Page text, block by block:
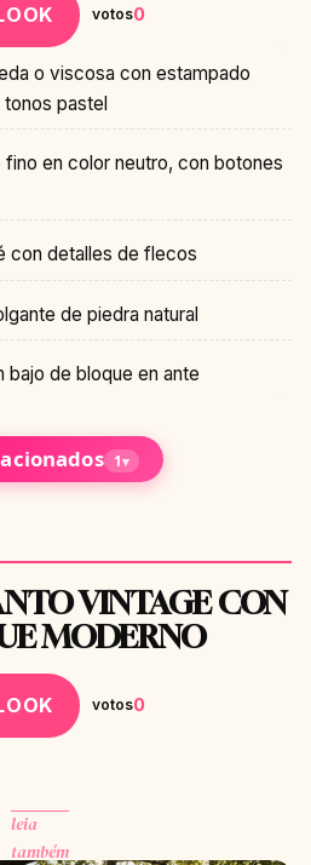
votos0
o viscosa con estampado
pastel
fino en color neutro, con botones
con detalles de flecos
de piedra natural
bajo de bloque en ante
1▾
VINTAGE CON
MODERNO
votos0
leia
também